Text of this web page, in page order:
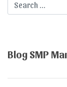
Blog SMP